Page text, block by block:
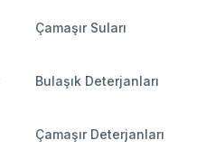
Çamaşır Suları
Bulaşık Deterjanları
Çamaşır Deterjanları